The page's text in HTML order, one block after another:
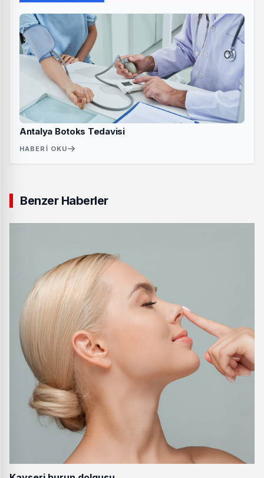
Antalya Botoks Tedavisi
HABERI OKU
Benzer Haberler